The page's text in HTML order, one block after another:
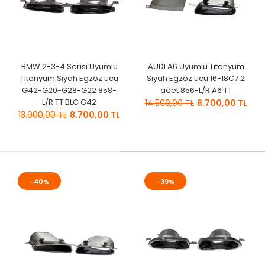
BMW 2-3-4 Serisi Uyumlu
Titanyum Siyah Egzoz ucu
G42-G20-G28-G22 858-
L/R TT BLC G42
13.900,00 TL 8.700,00 TL
AUDI A6 Uyumlu Titanyum
Siyah Egzoz ucu 16-18C7 2
adet 856-L/R A6 TT
14.500,00 TL 8.700,00 TL
-40% -39%